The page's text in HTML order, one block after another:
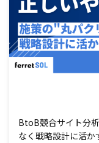
BtoB競合サイト分
なく戦略設計に活か